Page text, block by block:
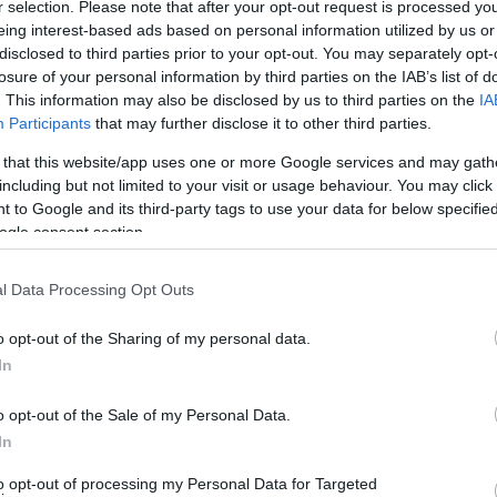
selection. Please note that after your opt-out request is processed
interest-based ads based on personal information utilized by us
to third parties prior to your opt-out. You may separately
of your personal information by third parties on the IAB’s list of
This information may also be disclosed by us to third parties on the
Participants that may further disclose it to other third parties.
that this website/app uses one or more Google services and may
but not limited to your visit or usage behaviour. You may
to Google and its third-party tags to use your data for below
consent section.
Data Processing Opt Outs
opt-out of the Sharing of my personal data.
opt-out of the Sale of my Personal Data.
opt-out of processing my Personal Data for Targeted
BARKÁCS PROGRAM
A LENYŰGÖZŐ JAPÁNCIPRUS
SUGÁRÚT A VILÁG LEGHOSSZABB,
FÁKKAL SZEGÉLYEZETT SUGÁRÚTJA